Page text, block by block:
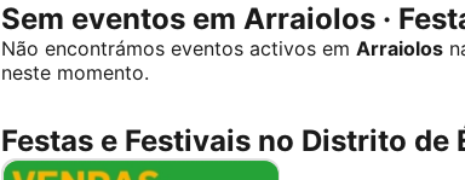
Sem eventos em Arraiolos ·
Não encontrámos eventos activos em Arraiolos
neste momento.
Festas e Festivais no Distrito de